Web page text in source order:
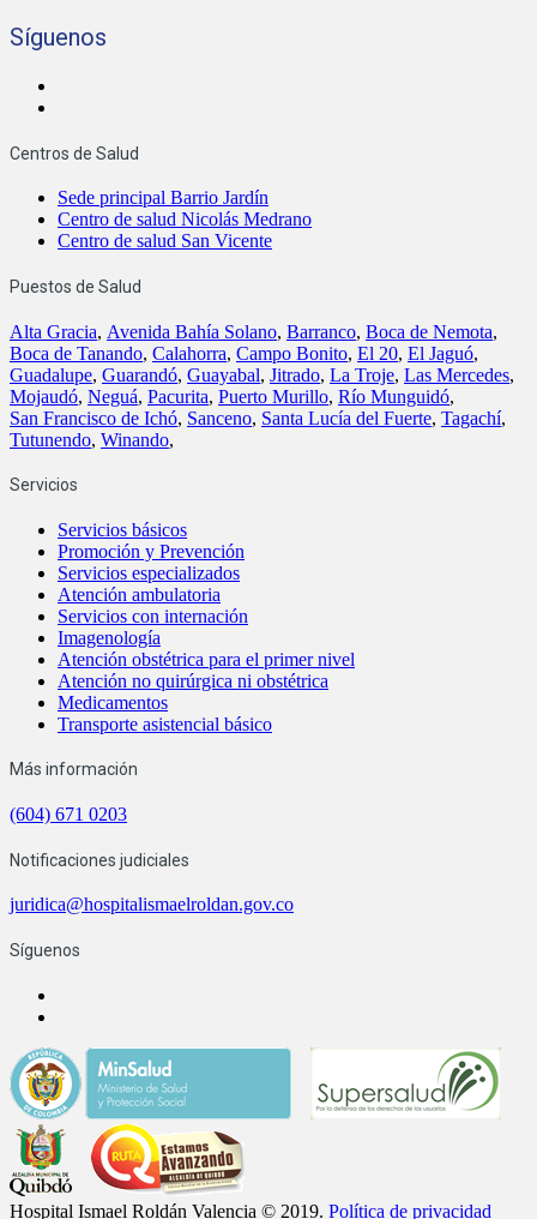
Síguenos
Centros de Salud
Sede principal Barrio Jardín
Centro de salud Nicolás Medrano
Centro de salud San Vicente
Puestos de Salud
Alta Gracia, Avenida Bahía Solano, Barranco, Boca de Nemota,
Boca de Tanando, Calahorra, Campo Bonito, El 20, El Jaguó,
Guadalupe, Guarandó, Guayabal, Jitrado, La Troje, Las Mercedes,
Mojaudó, Neguá, Pacurita, Puerto Murillo, Río Munguidó,
San Francisco de Ichó, Sanceno, Santa Lucía del Fuerte, Tagachí,
Tutunendo, Winando,
Servicios
Servicios básicos
Promoción y Prevención
Servicios especializados
Atención ambulatoria
Servicios con internación
Imagenología
Atención obstétrica para el primer nivel
Atención no quirúrgica ni obstétrica
Medicamentos
Transporte asistencial básico
Más información
(604) 671 0203
Notificaciones judiciales
juridica@hospitalismaelroldan.gov.co
Síguenos
Hospital Ismael Roldán Valencia © 2019. Política de privacidad